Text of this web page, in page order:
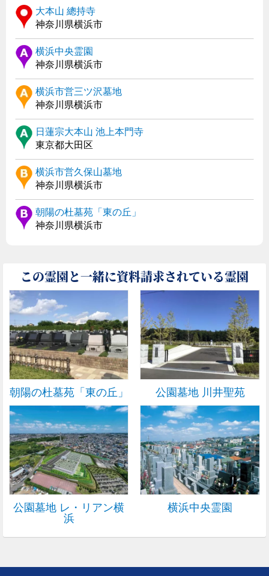
大本山 總持寺
神奈川県横浜市
横浜中央霊園
神奈川県横浜市
横浜市営三ツ沢墓地
神奈川県横浜市
日蓮宗大本山 池上本門寺
東京都大田区
横浜市営久保山墓地
神奈川県横浜市
朝陽の杜墓苑「東の丘」
神奈川県横浜市
この霊園と一緒に資料請求されている霊園
朝陽の杜墓苑「東の丘」 公園墓地 川井聖苑
公園墓地 レ・リアン横
浜
横浜中央霊園